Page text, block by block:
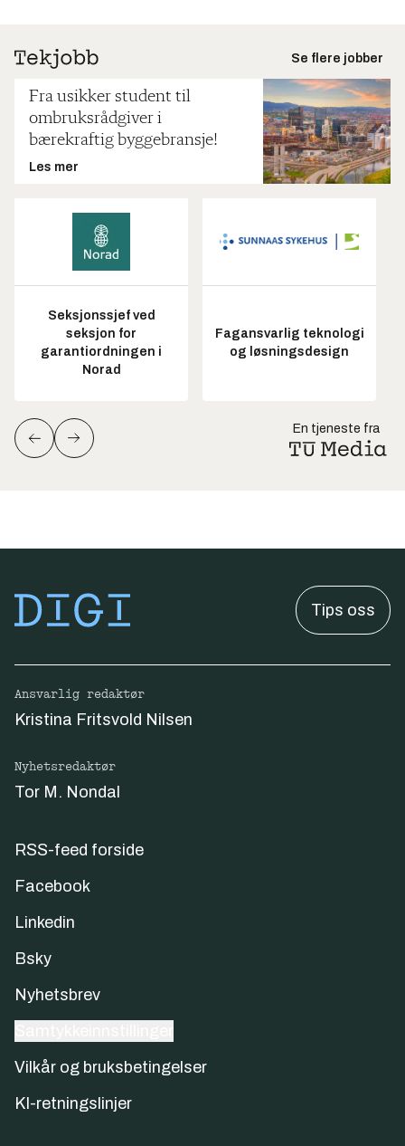
Se flere jobber
Fra usikker student til
ombruksrådgiver i
bærekraftig byggebransje!
Les mer
Seksjonssjef ved
seksjon for
garantiordningen i
Norad
Fagansvarlig teknologi
og løsningsdesign
En tjeneste fra
Tips oss
Ansvarlig redaktør
Kristina Fritsvold Nilsen
Nyhetsredaktør
Tor M. Nondal
RSS-feed forside
Facebook
Linkedin
Bsky
Nyhetsbrev
Vilkår og bruksbetingelser
KI-retningslinjer